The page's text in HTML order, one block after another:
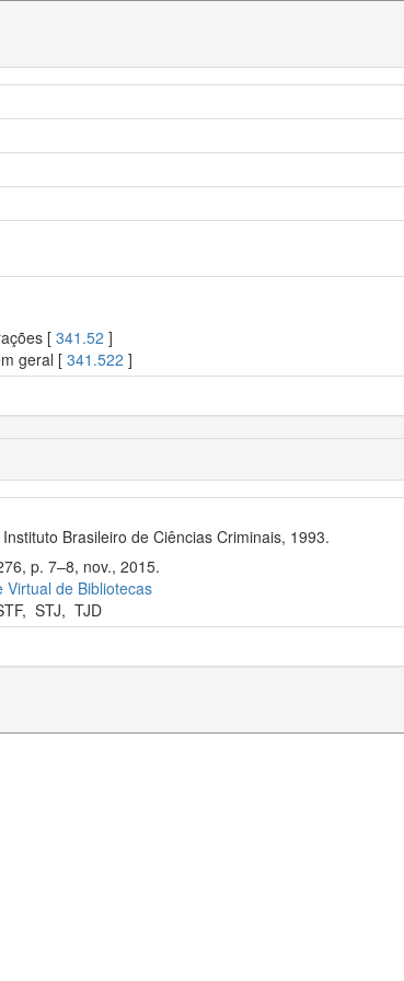
[ 341.52 ]
geral [ 341.522 ]
Brasileiro de Ciências Criminais, 1993.
p. 7–8, nov., 2015.
Virtual de Bibliotecas
, STJ, TJD